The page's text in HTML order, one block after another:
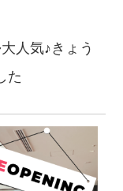
人気♪きょう
た